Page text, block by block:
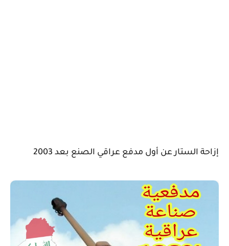
إزاحة الستار عن أول مدفع عراقي الصنع بعد 2003